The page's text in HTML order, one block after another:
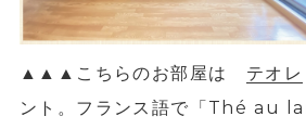
▲ ▲ ▲こちらのお部屋は テオレ
ント。フランス語で「Thé au